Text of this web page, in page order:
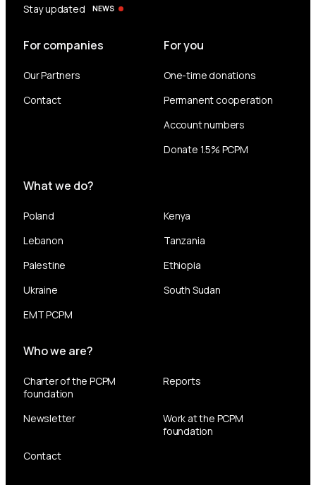
Stay updated
NEWS
For companies
Our Partners
Contact
For you
One-time donations
Permanent cooperation
Account numbers
Donate 1.5% PCPM
What we do?
Poland
Lebanon
Palestine
Ukraine
EMT PCPM
Kenya
Tanzania
Ethiopia
South Sudan
Who we are?
Charter of the PCPM
foundation
Reports
Newsletter
Work at the PCPM
foundation
Contact